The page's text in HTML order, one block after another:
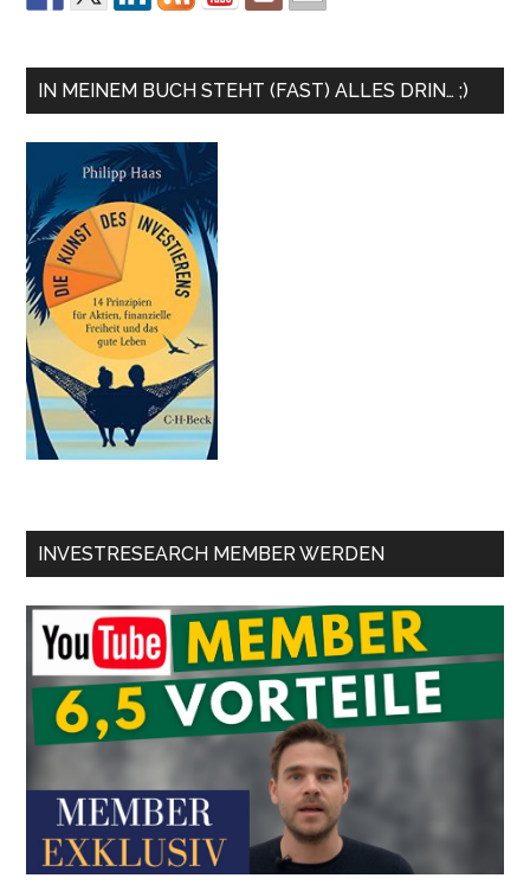
IN MEINEM BUCH STEHT (FAST) ALLES DRIN… ;)
INVESTRESEARCH MEMBER WERDEN